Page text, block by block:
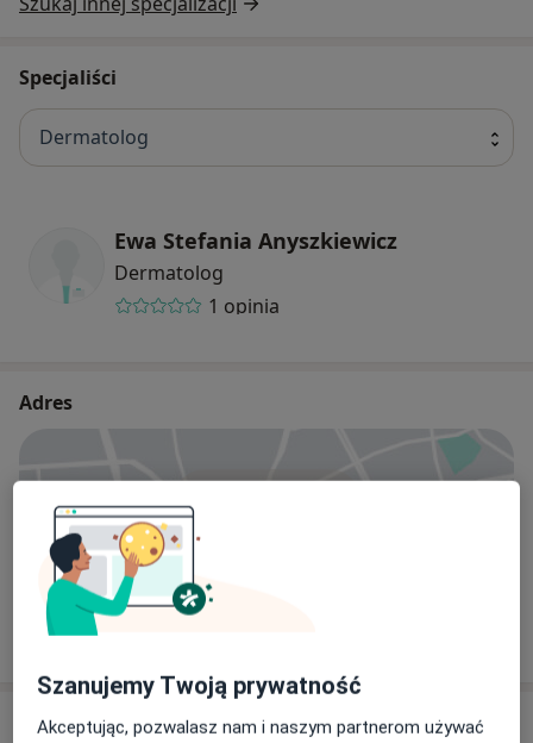
Specjaliści
Dermatolog
Ewa Stefania Anyszkiewicz
Dermatolog
1 opinia
Adres
SPZOZ Wojskowa Specjalistyczna Przychodnia Lekarska
Zwycięstwa 204 A, 75-640 Koszalin
Opinie o specjalistach (10)
Szanujemy Twoją prywatność
Akceptując, pozwalasz nam i naszym partnerom używać